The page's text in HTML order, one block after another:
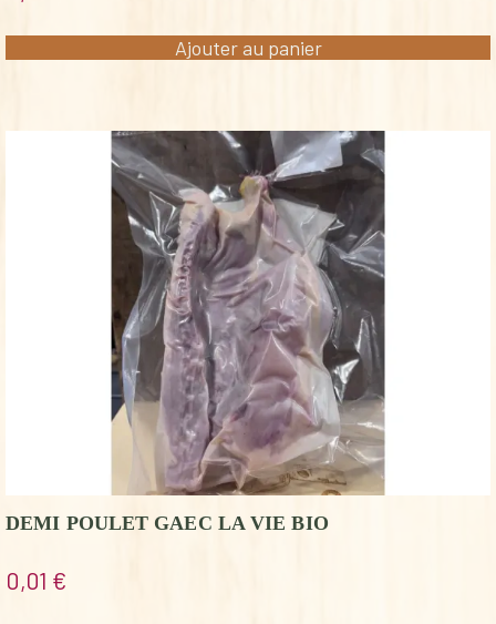
Ajouter au panier
DEMI POULET GAEC LA VIE BIO
0,01 €